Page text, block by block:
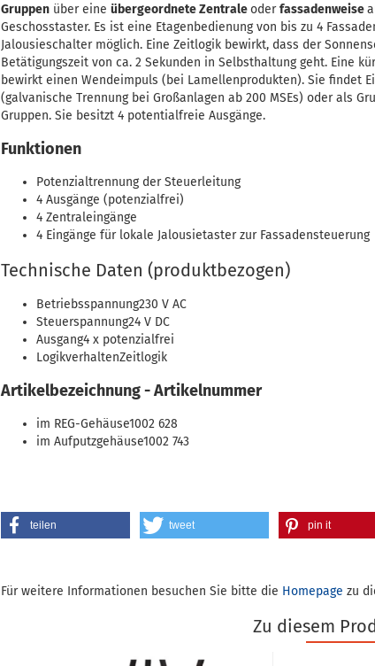
Gruppen über eine übergeordnete Zentraleoderfassadenweise
Geschosstaster. Es ist eine Etagenbedienung von bis zu 4
Jalousieschalter möglich. Eine Zeitlogik bewirkt, dass der
Betätigungszeit von ca. 2 Sekunden in Selbsthaltung geht. Eine
bewirkt einen Wendeimpuls (bei Lamellenprodukten). Sie findet
(galvanische Trennung bei Großanlagen ab 200 MSEs) oder als
Gruppen. Sie besitzt 4 potentialfreie Ausgänge.
Funktionen
Potenzialtrennung der Steuerleitung
4 Ausgänge (potenzialfrei)
4 Zentraleingänge
4 Eingänge für lokale Jalousietaster zur Fassadensteuerung
Technische Daten (produktbezogen)
Betriebsspannung230 V AC
Steuerspannung24 V DC
Ausgang4 x potenzialfrei
LogikverhaltenZeitlogik
Artikelbezeichnung - Artikelnummer
im REG-Gehäuse1002 628
im Aufputzgehäuse1002 743
teilen tweet pin it
Für weitere Informationen besuchen Sie bitte die Homepage zu
Zu diesem